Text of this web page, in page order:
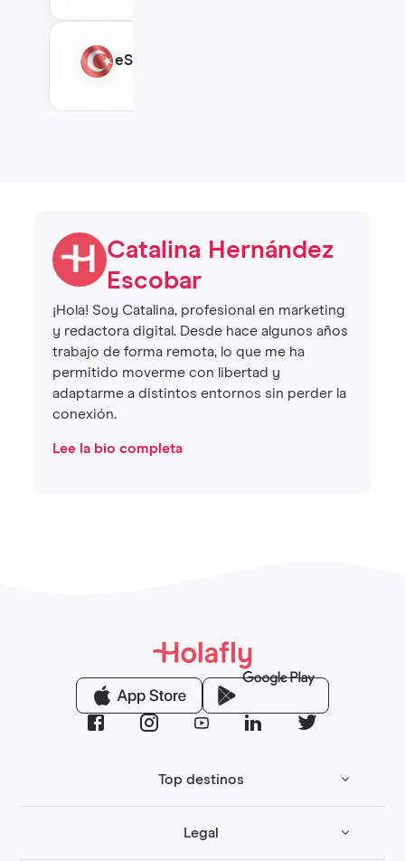
eSIM Turquía
Catalina Hernández
Escobar
¡Hola! Soy Catalina, profesional en marketing
y redactora digital. Desde hace algunos años
trabajo de forma remota, lo que me ha
permitido moverme con libertad y
adaptarme a distintos entornos sin perder la
conexión.
Lee la bio completa
Top destinos
Legal